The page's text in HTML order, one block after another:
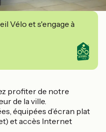
Vélo et s'engage à
profiter de notre
de la ville.
équipées d’écran plat
et accès Internet